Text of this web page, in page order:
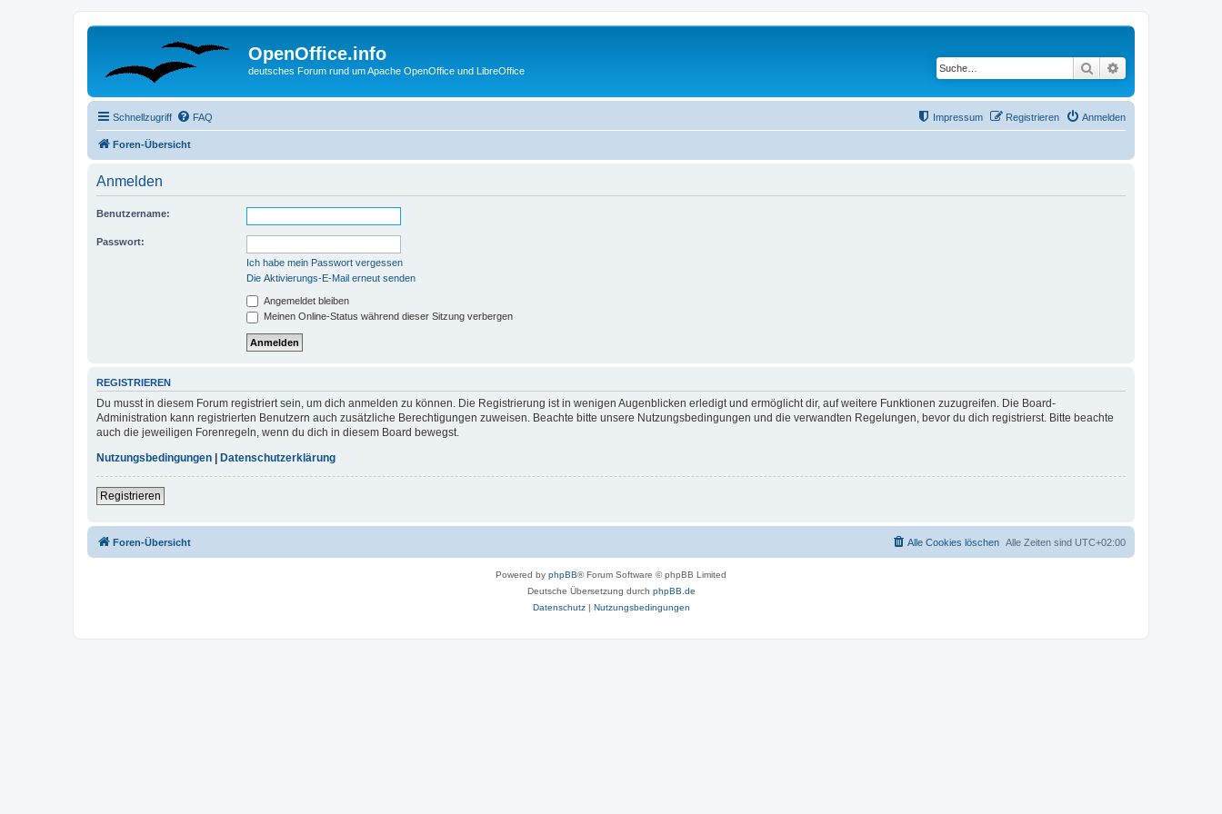
OpenOffice.info
deutsches Forum rund um Apache OpenOffice und LibreOffice Suche
Schnellzugriff FAQ Anmelden
Registrieren
Impressum
Foren-Übersicht
Anmelden
Benutzername:
Passwort:
Ich habe mein Passwort vergessen
Die Aktivierungs-E-Mail erneut senden
Angemeldet bleiben
Meinen Online-Status während dieser Sitzung verbergen
REGISTRIEREN
Du musst in diesem Forum registriert sein, um dich anmelden zu können. Die Registrierung ist in wenigen Augenblicken erledigt und ermöglicht dir, auf weitere Funktionen zuzugreifen. Die Board-
Administration kann registrierten Benutzern auch zusätzliche Berechtigungen zuweisen. Beachte bitte unsere Nutzungsbedingungen und die verwandten Regelungen, bevor du dich registrierst. Bitte beachte
auch die jeweiligen Forenregeln, wenn du dich in diesem Board bewegst.
Nutzungsbedingungen
Datenschutzerklärung
Registrieren
Foren-Übersicht Alle Zeiten sind UTC+02:00
Alle Cookies löschen
Powered by phpBB® Forum Software © phpBB Limited
Deutsche Übersetzung durch phpBB.de
Datenschutz| Nutzungsbedingungen